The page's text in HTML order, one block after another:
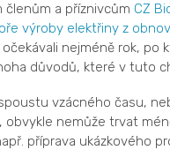
a příznivcům CZ
výroby elektřiny z
nejméně rok, po
důvodů, které v tuto
vzácného času,
nemůže trvat
příprava ukázkového